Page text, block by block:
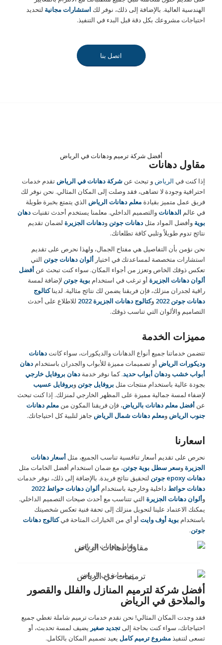
الهندسية العالية. بالإضافة إلى ذلك، نوفر لك استشارات مجانية لتحديد
احتياجات مشروعك بكل دقة قبل البدء في التنفيذ.
اتصل بنا
أفضل شركة ترميم ودهانات في الرياض
مقاول دهانات
إذا كنت في الرياض و تبحث عن شركة دهانات في الرياض تقدم خدمات
احترافية وجودة لا تضاهى، فقد وصلت إلى المكان المثالي. نحن نوفر لك
فريق عمل متميز بقيادة معلم دهانات الرياض الذي يتمتع بخبرة طويلة
في عالم الدهاناتوالتصميم الداخلي. معلمنا يستخدم أحدث تقنياتدهان
بوية وأفضل المواد مثل دهانات جوتن ودهانات الجزيرةلضمان تقديم
نتائج تدوم طويلاً وتلبي كافة تطلعاتك.
نحن نؤمن بأن التفاصيل هي مفتاح الجمال، ولهذا نحرص على تقديم
استشارات متخصصة لمساعدتك في اختيار ألوان دهانات جوتن التي
تعكس ذوقك الخاص وتعزز من أجواء المكان. سواء كنت تبحث عن أفضل
ألوان دهانات الجزيرةأو ترغب في استخدام بوية جوتن لإضافة لمسة
راقية لجدران منزلك، فإن فريقنا يضمن لك نتائج مثالية. لديناكتالوج
دهانات جوتن 2022
وكتالوج دهانات الجزيرة 2022
للاطلاع على أحدث
التصاميم والألوان التي تناسب ذوقك.
مميزات الخدمة
تتضمن خدماتنا جميع أنواع الدهانات والديكورات، سواء كانتدهانات
وديكورات الرياض أو تصميمات مميزة للأبواب والجدران باستخدام دهان
أبواب خشبودهان أبواب حديد. كما نوفر خدمة دهان بروفايل خارجي
بجودة عالية باستخدام منتجات مثل بروفايل جوتن وبروفايل عسيب
لإضفاء لمسة جمالية مميزة على المظهر الخارجي لمنزلك. إذا كنت تبحث
عن أفضل معلم دهانات بالرياض، فإن فريقنا المكون من معلم دهانات
جنوب الرياض ومعلم دهانات شمال الرياض جاهز لتلبية كل احتياجاتك.
اسعارنا
نحرص على تقديم أسعار تنافسية تناسب الجميع، مثل أسعار دهانات
الجزيرةوسعر سطل بوية جوتن، مع ضمان استخدام أفضل الخامات مثل
دهانات epoxy جوتن
لتحقيق نتائج فريدة. بالإضافة إلى ذلك، نوفر خدمات
دهانات حوائط داخلية وخارجية باستخدام ألوان دهانات حوائط 2022
وألوان دهانات الجزيرةالتي تتناسب مع أحدث صيحات التصميم الداخلي.
يمكنك الاعتماد علينا لتحويل منزلك إلى تحفة فنية تعكس شخصيتك
باستخدام بوية أوف وايتأو أي من الخيارات المتاحة فيكتالوج دهانات
جوتن.
مقاول دهانات الرياض
ترميمات في الرياض
أفضل شركة لترميم المنازل والفلل والقصور
والملاحق في الرياض
فقد وجدت المكان المثالي! نحن نقدم خدمات ترميم شاملة تغطي جميع
احتياجاتك، سواء كنت بحاجة إلى تجديد صغير يضيف لمسة تحديث، أو
تسعى لتنفيذمشروع ترميم كامل يعيد تصميم المكان بالكامل.